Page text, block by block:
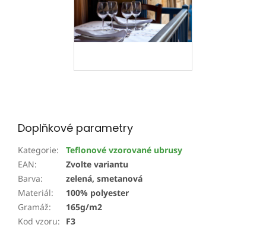
Doplňkové parametry
Kategorie:
Teflonové vzorované ubrusy
EAN:
Zvolte variantu
Barva:
zelená, smetanová
Materiál:
100% polyester
Gramáž:
165g/m2
Kod vzoru: F3